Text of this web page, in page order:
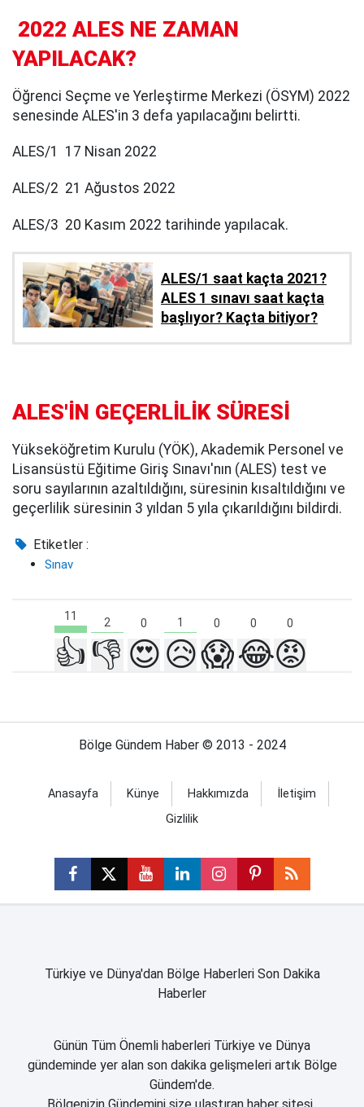
2022 ALES NE ZAMAN
YAPILACAK?
Öğrenci Seçme ve Yerleştirme Merkezi (ÖSYM) 2022
senesinde ALES'in 3 defa yapılacağını belirtti.
ALES/1 17 Nisan 2022
ALES/2 21 Ağustos 2022
ALES/3 20 Kasım 2022 tarihinde yapılacak.
ALES/1 saat kaçta 2021?
ALES 1 sınavı saat kaçta
başlıyor? Kaçta bitiyor?
ALES'İN GEÇERLİLİK SÜRESİ
Yükseköğretim Kurulu (YÖK), Akademik Personel ve
Lisansüstü Eğitime Giriş Sınavı'nın (ALES) test ve
soru sayılarının azaltıldığını, süresinin kısaltıldığını ve
geçerlilik süresinin 3 yıldan 5 yıla çıkarıldığını bildirdi.
Etiketler :
Sınav
11 2 0 1 0 0 0
👍 👎 😍😥😱😂😡
Bölge Gündem Haber © 2013 - 2024
Anasayfa Künye Hakkımızda
İletişim
Gizlilik
Türkiye ve Dünya'dan Bölge Haberleri Son Dakika
Haberler
Günün Tüm Önemli haberleri Türkiye ve Dünya
gündeminde yer alan son dakika gelişmeleri artık Bölge
Gündem'de.